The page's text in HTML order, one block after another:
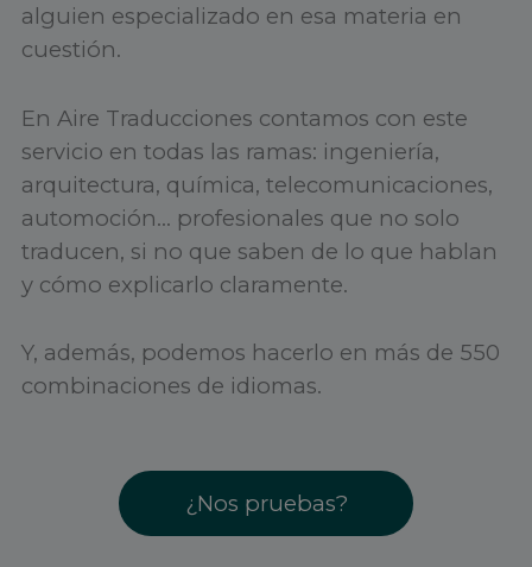
alguien especializado en esa materia en
cuestión.
En Aire Traducciones contamos con este
servicio en todas las ramas: ingeniería,
arquitectura, química, telecomunicaciones,
automoción… profesionales que no solo
traducen, si no que saben de lo que hablan
y cómo explicarlo claramente.
Y, además, podemos hacerlo en más de 550
combinaciones de idiomas.
¿Nos pruebas?